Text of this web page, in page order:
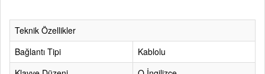
Teknik Özellikler
Bağlantı Tipi
Kablolu